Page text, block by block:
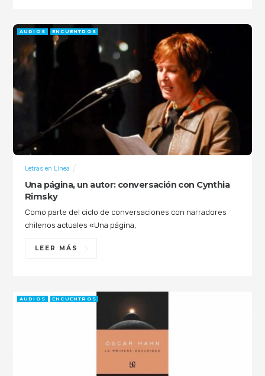
Una página, un autor: conversación con Cynthia
Rimsky
Letras en Línea
AUDIOS ENCUENTROS
Como parte del ciclo de conversaciones con narradores
chilenos actuales «Una página,
LEER MÁS
AUDIOS ENCUENTROS